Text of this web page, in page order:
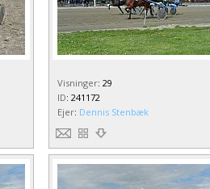
Visninger: 29
ID: 241172
Ejer: Dennis Stenbæk